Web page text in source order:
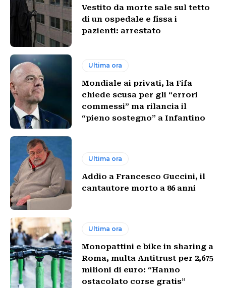
Vestito da morte sale sul tetto
di un ospedale e fissa i
pazienti: arrestato
Ultima ora
Mondiale ai privati, la Fifa
chiede scusa per gli “errori
commessi” ma rilancia il
“pieno sostegno” a Infantino
Ultima ora
Addio a Francesco Guccini, il
cantautore morto a 86 anni
Ultima ora
Monopattini e bike in sharing a
Roma, multa Antitrust per 2,675
milioni di euro: “Hanno
ostacolato corse gratis”